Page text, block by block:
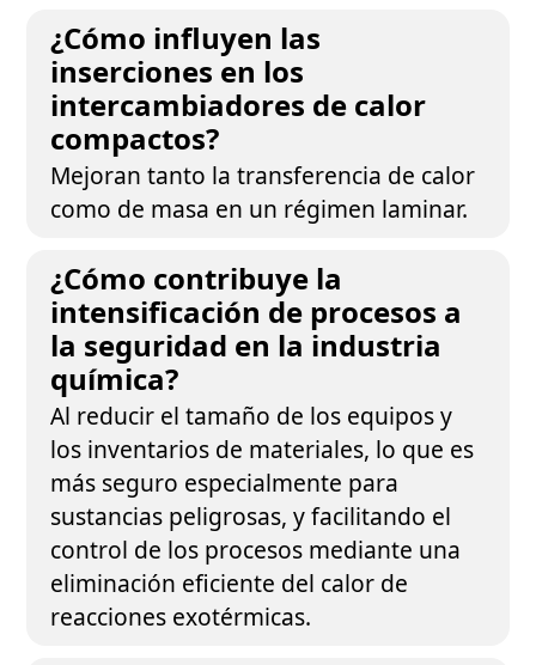
¿Cómo influyen las
inserciones en los
intercambiadores de calor
compactos?
Mejoran tanto la transferencia de calor
como de masa en un régimen laminar.
¿Cómo contribuye la
intensificación de procesos a
la seguridad en la industria
química?
Al reducir el tamaño de los equipos y
los inventarios de materiales, lo que es
más seguro especialmente para
sustancias peligrosas, y facilitando el
control de los procesos mediante una
eliminación eficiente del calor de
reacciones exotérmicas.